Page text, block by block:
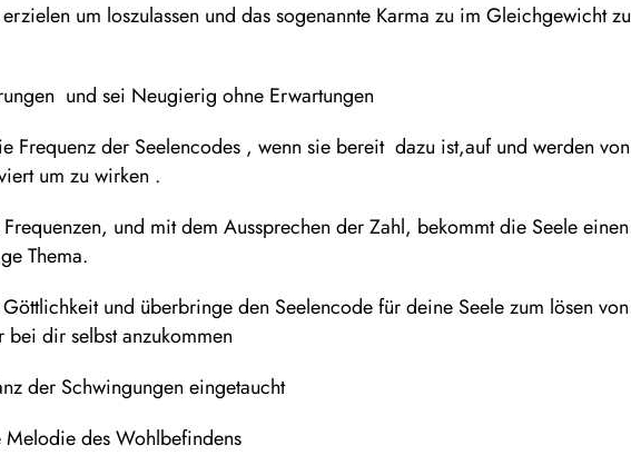
um loszulassen und das sogenannte Karma zu im Gleichgewicht zu
und sei Neugierig ohne Erwartungen
Frequenz der Seelencodes , wenn sie bereit dazu ist,auf und werden von
um zu wirken .
und mit dem Aussprechen der Zahl, bekommt die Seele einen
Thema.
und überbringe den Seelencode für deine Seele zum lösen von
dir selbst anzukommen
der Schwingungen eingetaucht
des Wohlbefindens